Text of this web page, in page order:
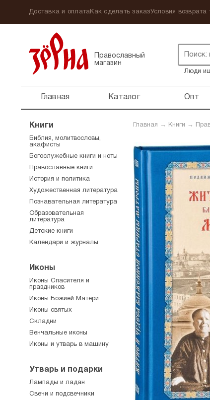
Доставка и оплатаКак сделать заказУсловия возврата
Православный
магазин
Люди
Главная Каталог Опт
Главная → Книги →
Книги
Библия, молитвословы,
акафисты
Богослужебные книги и ноты
Православные книги
История и политика
Художественная литература
Познавательная литература
Образовательная
литература
Детские книги
Календари и журналы
Иконы
Иконы Спасителя и
праздников
Иконы Божией Матери
Иконы святых
Складни
Венчальные иконы
Иконы и утварь в машину
Утварь и подарки
Лампады и ладан
Свечи и подсвечники